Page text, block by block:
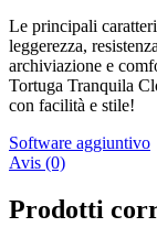
Le principali
leggerezza,
archiviazione e
Tortuga Tranquila
con facilità e stile!
Software aggiuntivo
Avis (0)
Prodotti